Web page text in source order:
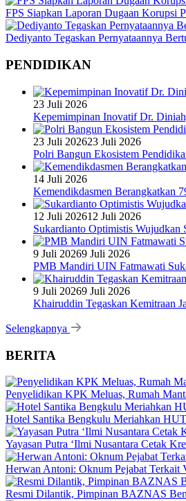
FPS Siapkan Laporan Dugaan Korupsi
Dediyanto Tegaskan Pernyataannya
PENDIDIKAN
23 Juli 2026
Kepemimpinan Inovatif Dr.
23 Juli 202623 Juli 2026
Polri Bangun Ekosistem
14 Juli 2026
Kemendikdasmen Berangkatkan
12 Juli 202612 Juli 2026
Sukardianto Optimistis Wujudkan
9 Juli 20269 Juli 2026
PMB Mandiri UIN Fatmawati
9 Juli 20269 Juli 2026
Khairuddin Tegaskan Kemitraan
Selengkapnya
BERITA
Penyelidikan KPK Meluas, Rumah
Hotel Santika Bengkulu Meriahkan
Yayasan Putra ‘Ilmi Nusantara Cetak
Herwan Antoni: Oknum Pejabat Terkait
Resmi Dilantik, Pimpinan BAZNAS